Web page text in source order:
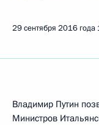
29 сентября 2016 года
Владимир Путин
Министров